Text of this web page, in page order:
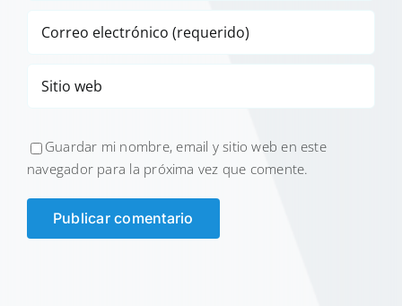
Guardar mi nombre, email y sitio web en este
navegador para la próxima vez que comente.